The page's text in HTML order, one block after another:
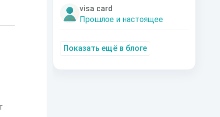
visa card
Прошлое и настоящее
Показать ещё в блоге